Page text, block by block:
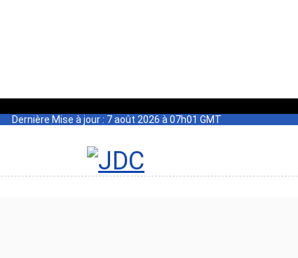
Dernière Mise à jour : 7 août 2026 à 07h01 GMT